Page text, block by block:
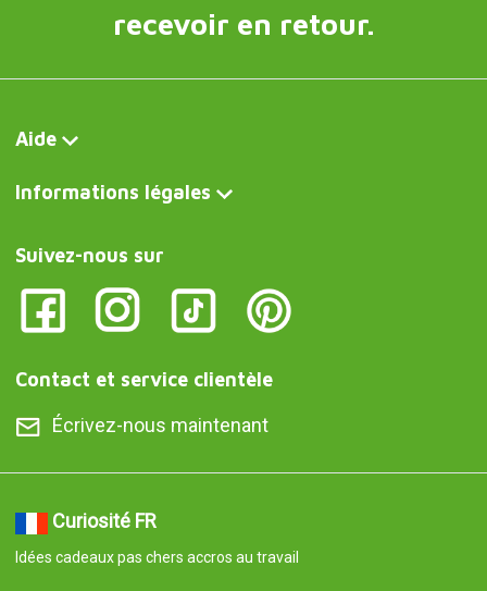
recevoir en retour.
Aide
Informations légales
Suivez-nous sur
Contact et service clientèle
Écrivez-nous maintenant
Curiosité FR
Idées cadeaux pas chers accros au travail